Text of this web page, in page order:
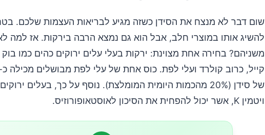
5.חשבו מעבר לטונה בשימורים
6.ממרח כריכים מעולה
שום דבר לא מנצח את הסידן כשזה מגיע לבריאות העצמות שלכם.
להשיג אותו במוצרי חלב, אבל הוא גם נמצא הרבה בירקות. אז למה
משניהם? בחירה אחת מצוינת: ירקות בעלי עלים ירוקים כהים כמו בוק
של סידן (20% מהכמות היומית המומלצת). נוסף על כך, בעלים
ויטמין K, אשר יכול להפחית את הסיכון לאוסטאופורוזיס.